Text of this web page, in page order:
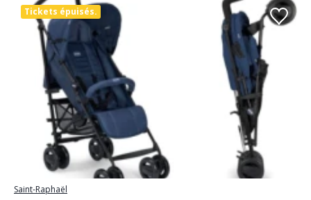
Tickets épuisés.
Saint-Raphaël